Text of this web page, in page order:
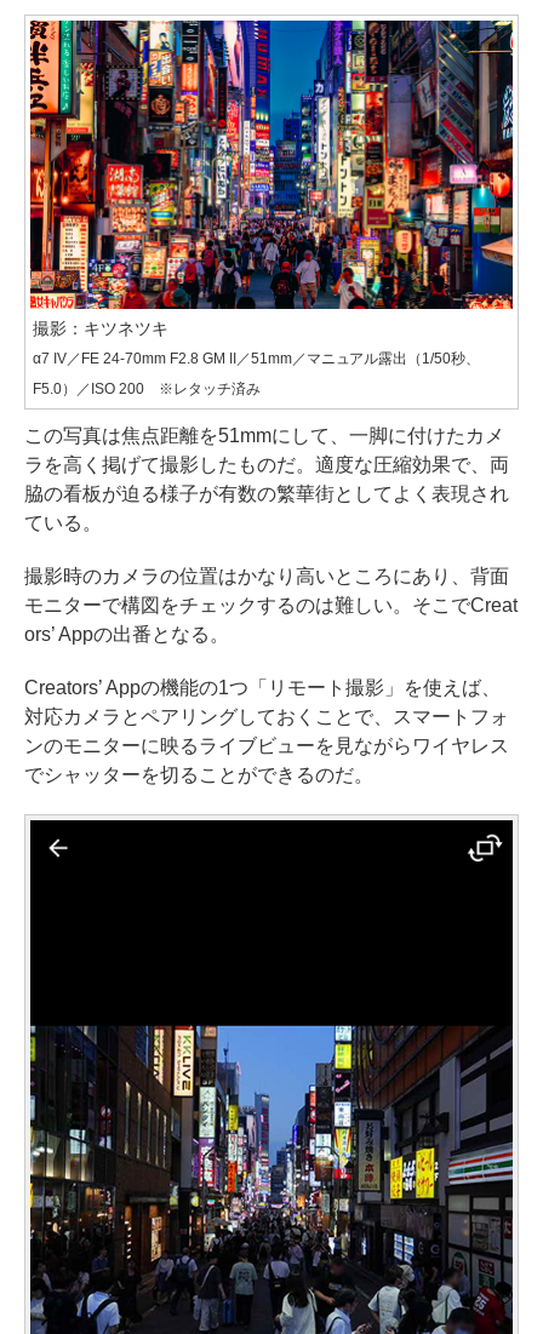
撮影：キツネツキ
α7 IV／FE 24-70mm F2.8 GM II／51mm／マニュアル露出（1/50秒、
F5.0）／ISO 200 ※レタッチ済み
この写真は焦点距離を51mmにして、一脚に付けたカメ
ラを高く掲げて撮影したものだ。適度な圧縮効果で、両
脇の看板が迫る様子が有数の繁華街としてよく表現され
ている。
撮影時のカメラの位置はかなり高いところにあり、背面
モニターで構図をチェックするのは難しい。そこでCreat
ors’ Appの出番となる。
Creators’ Appの機能の1つ「リモート撮影」を使えば、
対応カメラとペアリングしておくことで、スマートフォ
ンのモニターに映るライブビューを見ながらワイヤレス
でシャッターを切ることができるのだ。